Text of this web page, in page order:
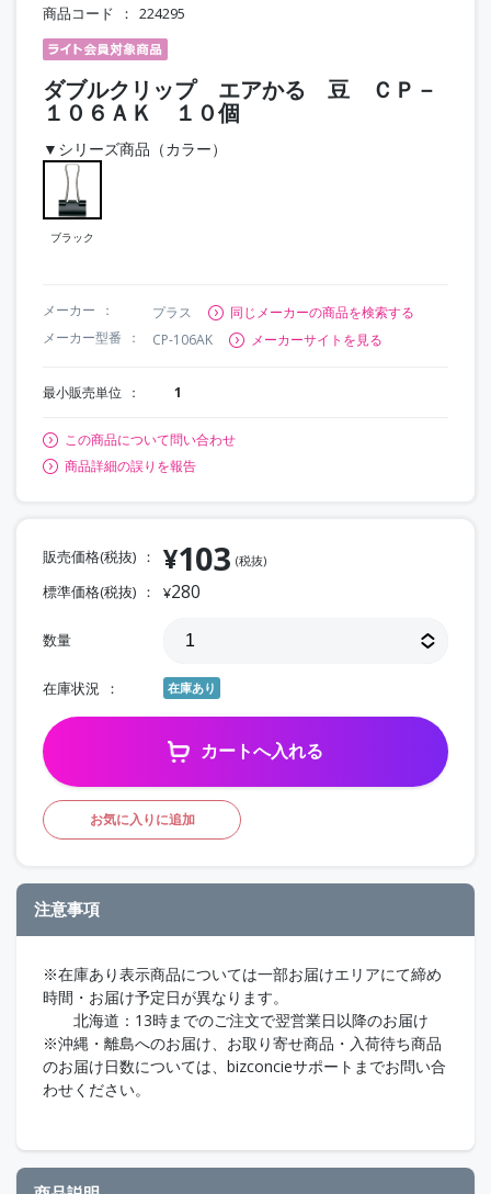
商品コード 224295
ダブルクリップ エアかる 豆 ＣＰ－
１０６ＡＫ １０個
▼シリーズ商品（カラー）
ブラック
メーカー プラス
同じメーカーの商品を検索する
メーカー型番
CP-106AK メーカーサイトを見る
最小販売単位 1
この商品について問い合わせ
商品詳細の誤りを報告
販売価格(税抜) ¥103 (税抜)
標準価格(税抜) ¥280
数量
在庫状況 在庫あり
カートへ入れる
お気に入りに追加
注意事項
※在庫あり表示商品については一部お届けエリアにて締め
時間・お届け予定日が異なります。
北海道：13時までのご注文で翌営業日以降のお届け
※沖縄・離島へのお届け、お取り寄せ商品・入荷待ち商品
のお届け日数については、bizconcieサポートまでお問い合
わせください。